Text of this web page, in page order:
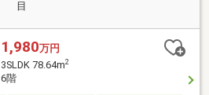
目
1,980万円
3SLDK 78.64m2
6階